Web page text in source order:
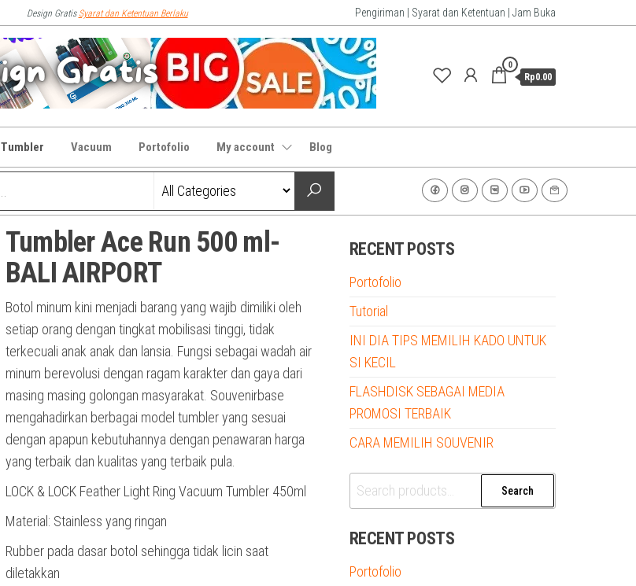
Design Gratis Syarat dan Ketentuan Berlaku Pengiriman | Syarat dan Ketentuan | Jam Buka
0
Rp0.00
Tumbler Vacuum Portofolio My account Blog
Tumbler Ace Run 500 ml-
BALI AIRPORT
Botol minum kini menjadi barang yang wajib dimiliki oleh
setiap orang dengan tingkat mobilisasi tinggi, tidak
terkecuali anak anak dan lansia. Fungsi sebagai wadah air
minum berevolusi dengan ragam karakter dan gaya dari
masing masing golongan masyarakat. Souvenirbase
mengahadirkan berbagai model tumbler yang sesuai
dengan apapun kebutuhannya dengan penawaran harga
yang terbaik dan kualitas yang terbaik pula.
LOCK & LOCK Feather Light Ring Vacuum Tumbler 450ml
Material: Stainless yang ringan
Rubber pada dasar botol sehingga tidak licin saat
diletakkan
RECENT POSTS
Portofolio
Tutorial
INI DIA TIPS MEMILIH KADO UNTUK
SI KECIL
FLASHDISK SEBAGAI MEDIA
PROMOSI TERBAIK
CARA MEMILIH SOUVENIR
Search
for:
Search
RECENT POSTS
Portofolio